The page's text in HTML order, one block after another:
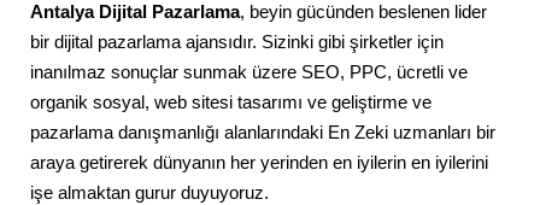
Antalya Dijital Pazarlama, beyin gücünden beslenen lider
bir dijital pazarlama ajansıdır. Sizinki gibi şirketler için
inanılmaz sonuçlar sunmak üzere SEO, PPC, ücretli ve
organik sosyal, web sitesi tasarımı ve geliştirme ve
pazarlama danışmanlığı alanlarındaki En Zeki uzmanları bir
araya getirerek dünyanın her yerinden en iyilerin en iyilerini
işe almaktan gurur duyuyoruz.